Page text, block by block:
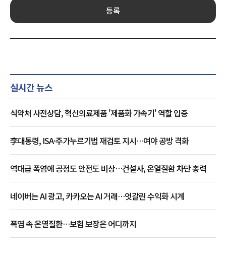
등록
실시간 뉴스
식약처 사전상담, 혁신의료제품 '제품화 가속기' 역할 입증
李대통령, ISA·주가누르기법 재검토 지시…여야 공방 격화
역대급 폭염에 공정도 안전도 비상…건설사, 온열질환 차단 총력
네이버는 AI 광고, 카카오는 AI 거래…엇갈린 수익화 시계
폭염 속 온열질환…보험 보장은 어디까지